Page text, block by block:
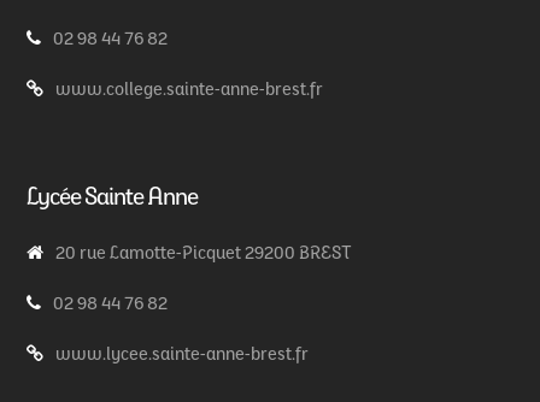
02 98 44 76 82
www.college.sainte-anne-brest.fr
Lycée Sainte Anne
20 rue Lamotte-Picquet 29200 BREST
02 98 44 76 82
www.lycee.sainte-anne-brest.fr